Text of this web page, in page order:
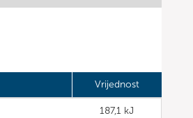
Vrijednost
187,1 kJ